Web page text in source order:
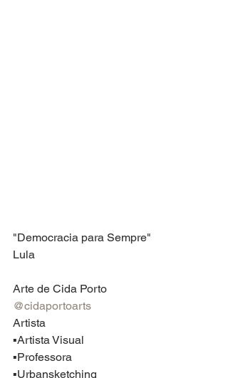
"Democracia para Sempre"
Lula
Arte de Cida Porto
@cidaportoarts
Artista
▪️Artista Visual
▪️Professora
▪️Urbansketching